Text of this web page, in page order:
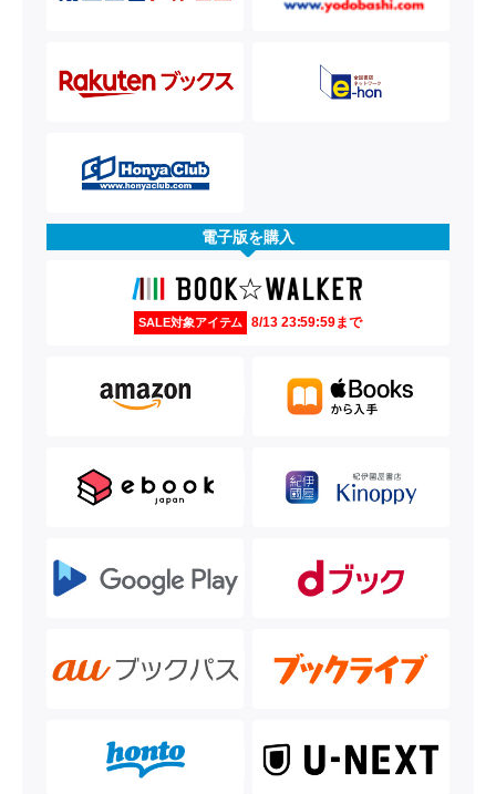
電子版を購入
SALE対象アイテム 8/13 23:59:59まで